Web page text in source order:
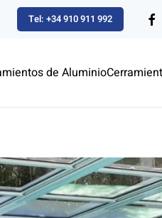
Tel: +34 910 911 992
de Aluminio